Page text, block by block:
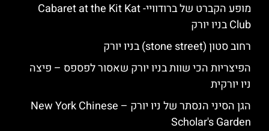
מופע הקברט של ברודוויי- Cabaret at the Kit Kat
Club בניו יורק
רחוב סטון (stone street) בניו יורק
הפיצריות הכי שוות בניו יורק שאסור לפספס – פיצה
ניו יורקית
הגן הסיני הנסתר של ניו יורק – New York Chinese
Scholar's Garden